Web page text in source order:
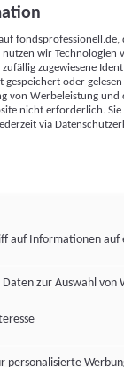
Werbeleistung
(z. B. login-
mit anderen
usw.) auf
werden, um es
einer Webseite
hier aufgeführten
nutzen wir Technologien
zugewiesene
oder
von Werbeleistung
nicht erforderlich.
via
auf Informationen auf
zur Auswahl von
personalisierte